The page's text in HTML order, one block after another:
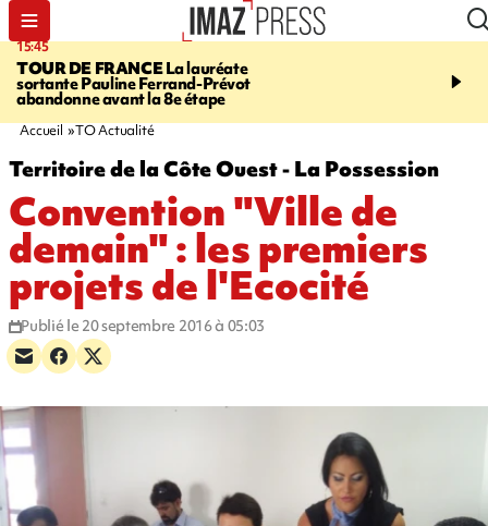
15:45
TOUR DE FRANCELa lauréate
sortante Pauline Ferrand-Prévot
abandonne avant la 8e étape
20:17
routière, concours de
Accueil TO Actualité
Territoire de la Côte Ouest - La Possession
Convention "Ville de
demain" : les premiers
projets de l'Ecocité
Publié le 20 septembre 2016 à 05:03